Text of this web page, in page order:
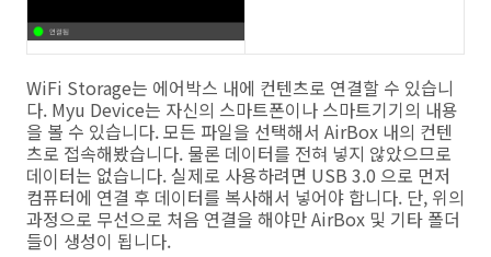
WiFi Storage는 에어박스 내에 컨텐츠로 연결할 수 있습니
다. Myu Device는 자신의 스마트폰이나 스마트기기의 내용
을 볼 수 있습니다. 모든 파일을 선택해서 AirBox 내의 컨텐
츠로 접속해봤습니다. 물론 데이터를 전혀 넣지 않았으므로
데이터는 없습니다. 실제로 사용하려면 USB 3.0 으로 먼저
컴퓨터에 연결 후 데이터를 복사해서 넣어야 합니다. 단, 위의
과정으로 무선으로 처음 연결을 해야만 AirBox 및 기타 폴더
들이 생성이 됩니다.